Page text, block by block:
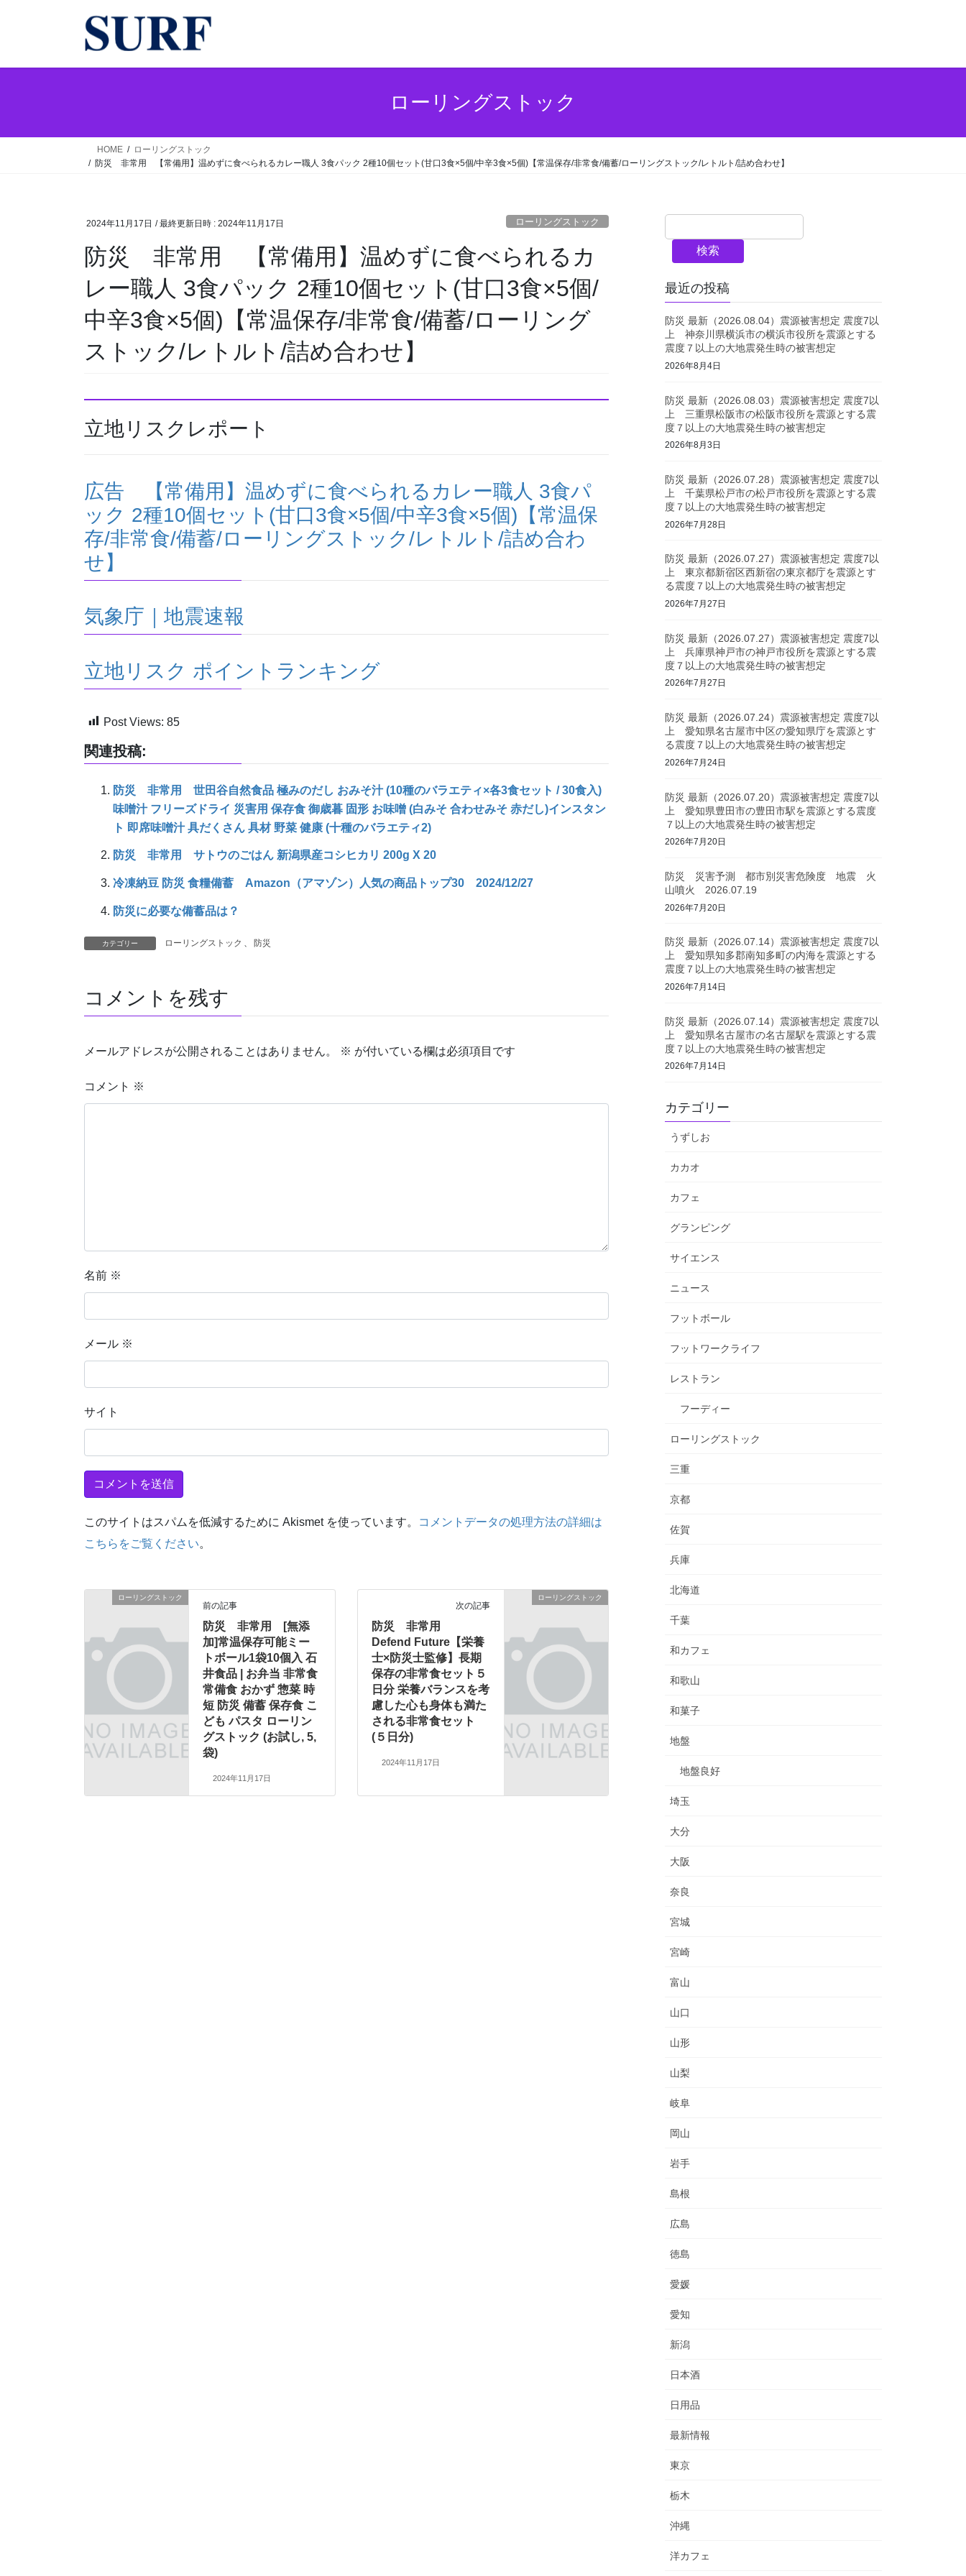
ローリングストック
HOME
ローリングストック
防災 非常用 【常備用】温めずに食べられるカレー職人 3食パック 2種10個セット(甘口3食×5個/中辛3食×5個)【常温保存/非常食/備蓄/ローリングストック/レトルト/詰め合わせ】
2024年11月17日 / 最終更新日時 : 2024年11月17日 ローリングストック
防災 非常用 【常備用】温めずに食べられるカ
レー職人 3食パック 2種10個セット(甘口3食×5個/
中辛3食×5個)【常温保存/非常食/備蓄/ローリング
ストック/レトルト/詰め合わせ】
立地リスクレポート
広告 【常備用】温めずに食べられるカレー職人 3食パ
ック 2種10個セット(甘口3食×5個/中辛3食×5個)【常温保
存/非常食/備蓄/ローリングストック/レトルト/詰め合わ
せ】
気象庁｜地震速報
立地リスク ポイントランキング
Post Views: 85
関連投稿:
防災 非常用 世田谷自然食品 極みのだし おみそ汁 (10種のバラエティ×各3食セット / 30食入)
味噌汁 フリーズドライ 災害用 保存食 御歳暮 固形 お味噌 (白みそ 合わせみそ 赤だし)インスタン
ト 即席味噌汁 具だくさん 具材 野菜 健康 (十種のバラエティ2)
防災 非常用 サトウのごはん 新潟県産コシヒカリ 200g X 20
冷凍納豆 防災 食糧備蓄 Amazon（アマゾン）人気の商品トップ30 2024/12/27
防災に必要な備蓄品は？
カテゴリー ローリングストック 、 防災
コメントを残す
メールアドレスが公開されることはありません。 ※ が付いている欄は必須項目です
コメント ※
名前 ※
メール ※
サイト
このサイトはスパムを低減するために Akismet を使っています。
コメントデータの処理方法の詳細は
こちらをご覧ください。
ローリングストック
前の記事
防災 非常用 [無添
加]常温保存可能ミー
トボール1袋10個入 石
井食品 | お弁当 非常食
常備食 おかず 惣菜 時
短 防災 備蓄 保存食 こ
ども パスタ ローリン
グストック (お試し, 5,
袋)
2024年11月17日
ローリングストック
次の記事
防災 非常用
Defend Future【栄養
士×防災士監修】長期
保存の非常食セット５
日分 栄養バランスを考
慮した心も身体も満た
される非常食セット
(５日分)
2024年11月17日
検索
最近の投稿
防災 最新（2026.08.04）震源被害想定 震度7以
上 神奈川県横浜市の横浜市役所を震源とする
震度７以上の大地震発生時の被害想定
2026年8月4日
防災 最新（2026.08.03）震源被害想定 震度7以
上 三重県松阪市の松阪市役所を震源とする震
度７以上の大地震発生時の被害想定
2026年8月3日
防災 最新（2026.07.28）震源被害想定 震度7以
上 千葉県松戸市の松戸市役所を震源とする震
度７以上の大地震発生時の被害想定
2026年7月28日
防災 最新（2026.07.27）震源被害想定 震度7以
上 東京都新宿区西新宿の東京都庁を震源とす
る震度７以上の大地震発生時の被害想定
2026年7月27日
防災 最新（2026.07.27）震源被害想定 震度7以
上 兵庫県神戸市の神戸市役所を震源とする震
度７以上の大地震発生時の被害想定
2026年7月27日
防災 最新（2026.07.24）震源被害想定 震度7以
上 愛知県名古屋市中区の愛知県庁を震源とす
る震度７以上の大地震発生時の被害想定
2026年7月24日
防災 最新（2026.07.20）震源被害想定 震度7以
上 愛知県豊田市の豊田市駅を震源とする震度
７以上の大地震発生時の被害想定
2026年7月20日
防災 災害予測 都市別災害危険度 地震 火
山噴火 2026.07.19
2026年7月20日
防災 最新（2026.07.14）震源被害想定 震度7以
上 愛知県知多郡南知多町の内海を震源とする
震度７以上の大地震発生時の被害想定
2026年7月14日
防災 最新（2026.07.14）震源被害想定 震度7以
上 愛知県名古屋市の名古屋駅を震源とする震
度７以上の大地震発生時の被害想定
2026年7月14日
カテゴリー
うずしお
カカオ
カフェ
グランピング
サイエンス
ニュース
フットボール
フットワークライフ
レストラン
フーディー
ローリングストック
三重
京都
佐賀
兵庫
北海道
千葉
和カフェ
和歌山
和菓子
地盤
地盤良好
埼玉
大分
大阪
奈良
宮城
宮崎
富山
山口
山形
山梨
岐阜
岡山
岩手
島根
広島
徳島
愛媛
愛知
新潟
日本酒
日用品
最新情報
東京
栃木
沖縄
洋カフェ